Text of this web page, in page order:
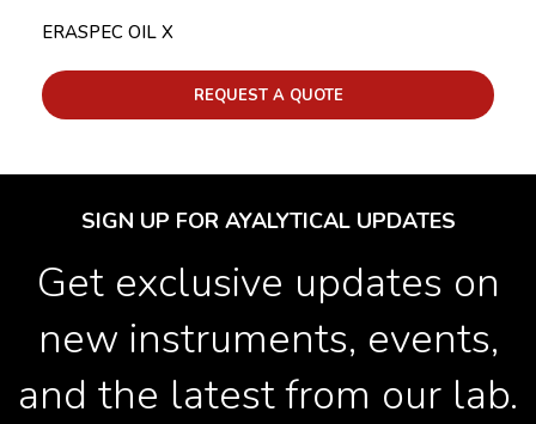
ERASPEC OIL X
REQUEST A QUOTE
SIGN UP FOR AYALYTICAL UPDATES
Get exclusive updates on
new instruments, events,
and the latest from our lab.